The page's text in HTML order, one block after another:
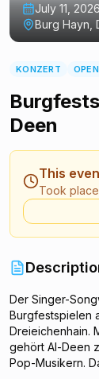
July 11, 2026
Burg Hayn,
KONZERT
Deen
This
Took place
Der Singer-
Burgfestspielen
Dreieichenhain.
gehört Al-Deen
Pop-Musikern.